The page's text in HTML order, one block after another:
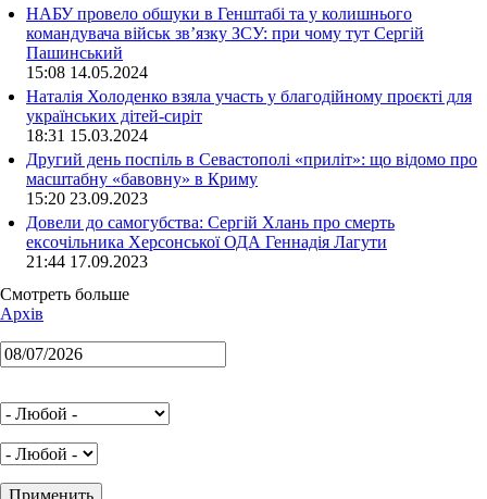
НАБУ провело обшуки в Генштабі та у колишнього
командувача військ зв’язку ЗСУ: при чому тут Сергій
Пашинський
15:08 14.05.2024
Наталія Холоденко взяла участь у благодійному проєкті для
українських дітей-сиріт
18:31 15.03.2024
Другий день поспіль в Севастополі «приліт»: що відомо про
масштабну «бавовну» в Криму
15:20 23.09.2023
Довели до самогубства: Сергій Хлань про смерть
ексочільника Херсонської ОДА Геннадія Лагути
21:44 17.09.2023
Смотреть больше
Архів